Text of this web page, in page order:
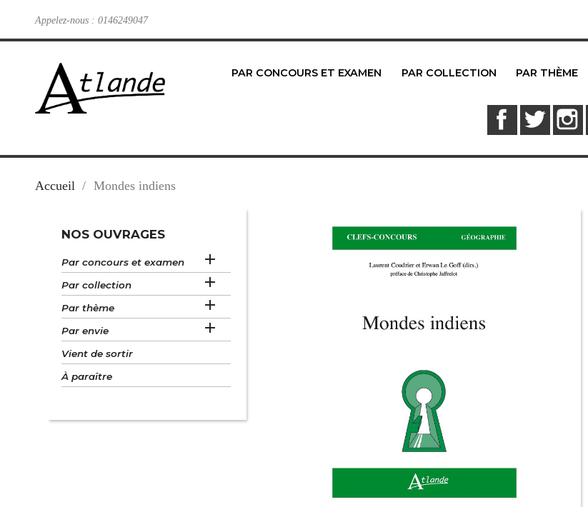
Appelez-nous : 0146249047
PAR CONCOURS ET EXAMEN PAR COLLECTION PAR THÈME
FacebookTwitter
Accueil Mondes indiens
NOS OUVRAGES
Par concours et examen 
Par collection 
Par thème 
Par envie 
Vient de sortir
À paraître